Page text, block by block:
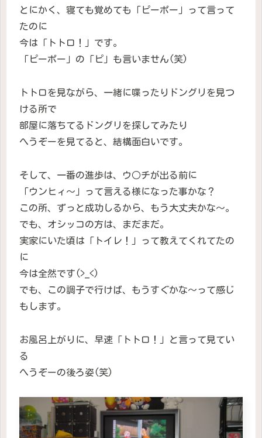
とにかく、寝ても覚めても「ピーポー」って言って
たのに
今は「トトロ！」です。
「ピーポー」の「ピ」も言いません(笑)
トトロを見ながら、一緒に喋ったりドングリを見つ
ける所で
部屋に落ちてるドングリを探してみたり
へうぞーを見てると、結構面白いです。
そして、一番の進歩は、ウ○チが出る前に
「ウンヒィ〜」って言える様になった事かな？
この所、ずっと成功しるから、もう大丈夫かな〜。
でも、オシッコの方は、まだまだ。
実家にいた頃は「トイレ！」って教えてくれてたの
に
今は全然です(>_<)
でも、この調子で行けば、もうすぐかな〜って感じ
もします。
お風呂上がりに、早速「トトロ！」と言って見てい
る
へうぞーの後ろ姿(笑)